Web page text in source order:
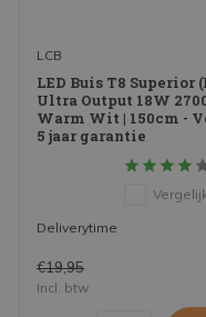
LCB
LED Buis T8 Superior
Ultra Output 18W
Warm Wit | 150cm -
5 jaar garantie
Deliverytime
€19,95
Incl. btw